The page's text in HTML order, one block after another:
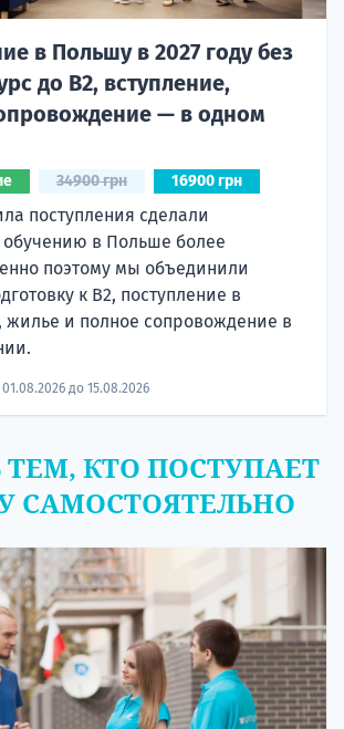
в Польшу в 2027 году без
до B2, вступление,
— в одном
34900 грн 16900 грн
поступления сделали
обучению в Польше более
поэтому мы объединили
к В2, поступление в
жилье и полное сопровождение в
до 15.08.2026
КТО ПОСТУПАЕТ
САМОСТОЯТЕЛЬНО